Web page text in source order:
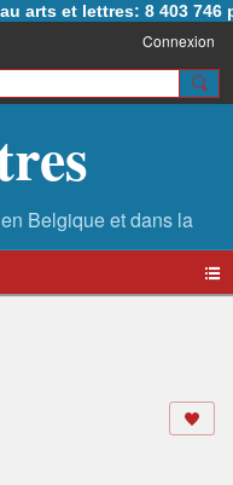
arts et lettres: 8 403 746
Connexion